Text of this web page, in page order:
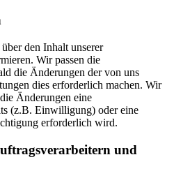
den Inhalt unserer
Wir passen die
die Änderungen der von uns
dies erforderlich machen. Wir
Änderungen eine
(z.B. Einwilligung) oder eine
erforderlich wird.
und